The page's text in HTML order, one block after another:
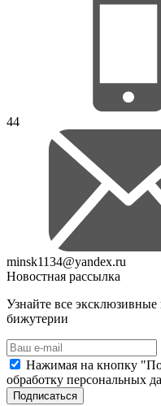
44
minsk1134@yandex.ru
Новостная рассылка
Узнайте все
бижутерии
Нажимая на кнопку
обработку персональных
Подписаться